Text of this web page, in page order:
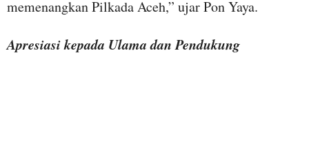
memenangkan Pilkada Aceh,” ujar Pon Yaya.
Apresiasi kepada Ulama dan Pendukung